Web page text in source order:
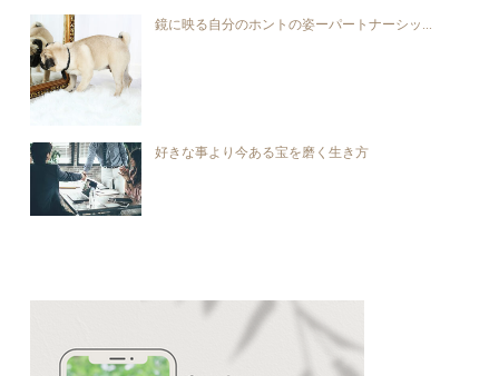
鏡に映る自分のホントの姿ーパートナーシッ...
好きな事より今ある宝を磨く生き方